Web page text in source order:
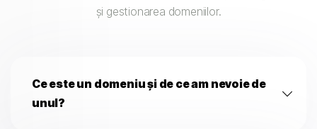
și gestionarea domeniilor.
Ce este un domeniu și de ce am nevoie de
unul?